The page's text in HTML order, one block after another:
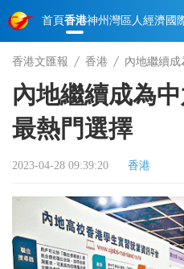
首頁香港神州 灣區人經濟國
香港文匯報 香港 內地繼續
內地繼續成為
最熱門選擇
2023-04-28 09:39:20 香港